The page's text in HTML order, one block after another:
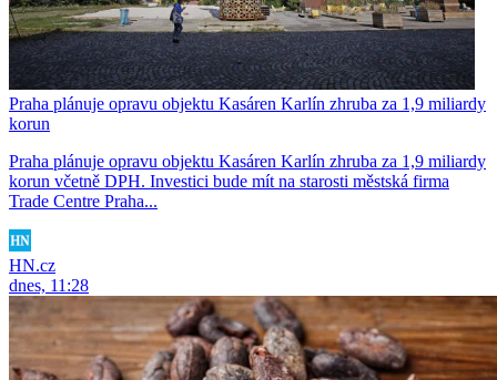
Praha plánuje opravu objektu Kasáren Karlín zhruba za 1,9 miliardy
korun
Praha plánuje opravu objektu Kasáren Karlín zhruba za 1,9 miliardy
korun včetně DPH. Investici bude mít na starosti městská firma
Trade Centre Praha...
HN.cz
dnes, 11:28